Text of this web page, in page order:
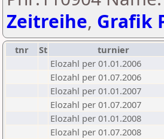
Zeitreihe, Grafik
tnr St turnier
Elozahl per 01.01.2006
Elozahl per 01.07.2006
Elozahl per 01.01.2007
Elozahl per 01.07.2007
Elozahl per 01.01.2008
Elozahl per 01.07.2008